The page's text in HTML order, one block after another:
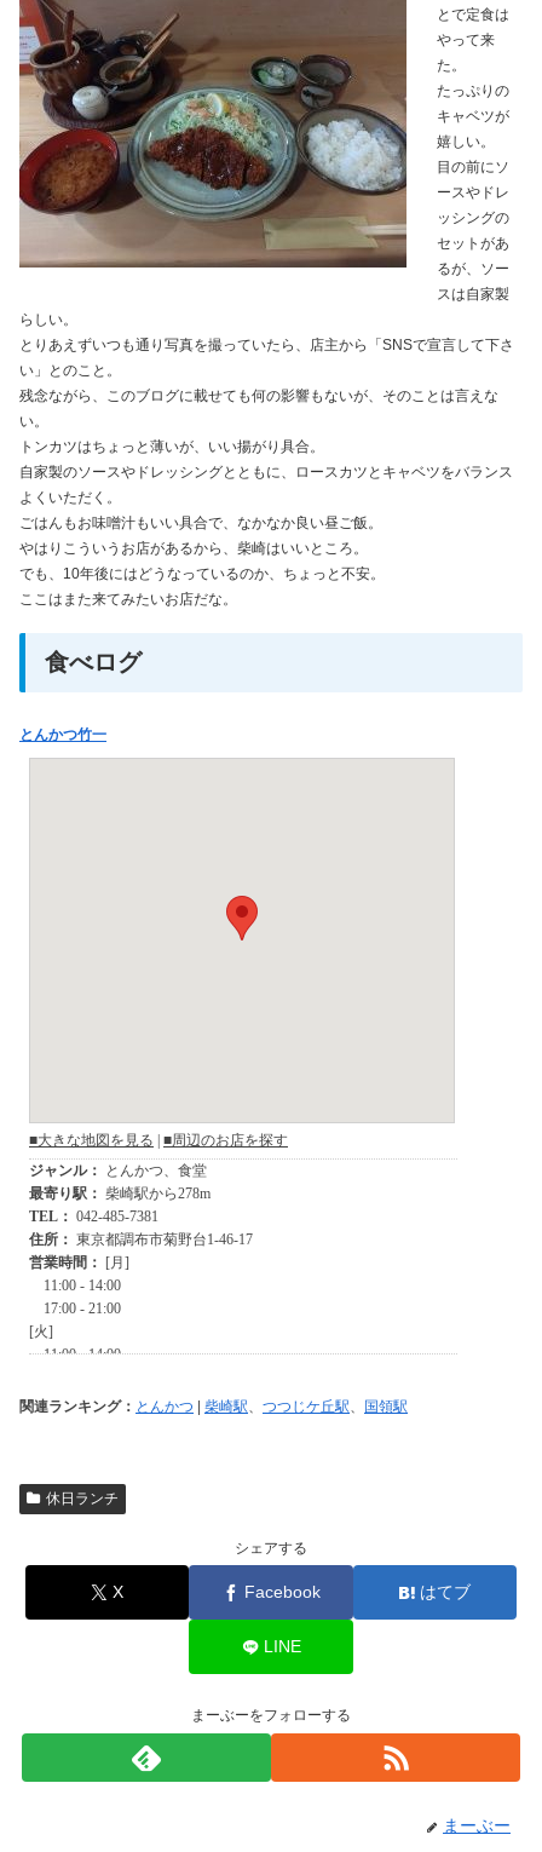
とで定食は
やって来
た。
たっぷりの
キャベツが
嬉しい。
目の前にソ
ースやドレ
ッシングの
セットがあ
るが、ソー
スは自家製
らしい。
とりあえずいつも通り写真を撮っていたら、店主から「SNSで宣言して下さ
い」とのこと。
残念ながら、このブログに載せても何の影響もないが、そのことは言えな
い。
トンカツはちょっと薄いが、いい揚がり具合。
自家製のソースやドレッシングとともに、ロースカツとキャベツをバランス
よくいただく。
ごはんもお味噌汁もいい具合で、なかなか良い昼ご飯。
やはりこういうお店があるから、柴崎はいいところ。
でも、10年後にはどうなっているのか、ちょっと不安。
ここはまた来てみたいお店だな。
食べログ
とんかつ竹一
関連ランキング： とんかつ | 柴崎駅、 つつじケ丘駅、 国領駅
休日ランチ
シェアする
X Facebook はてブ
LINE
まーぶーをフォローする
まーぶー